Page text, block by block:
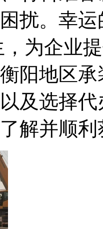
扰。幸
为企业
阳地区
及选择
解并顺